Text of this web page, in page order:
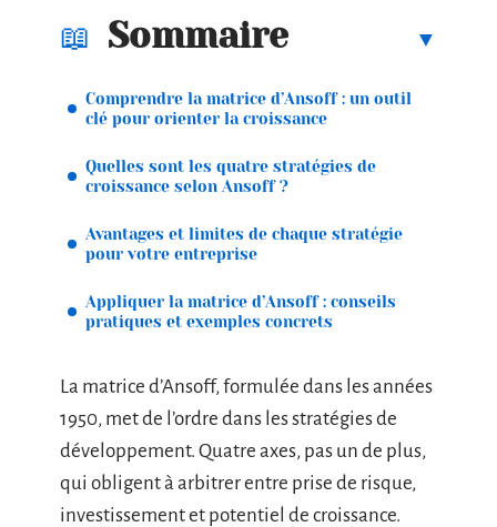
Sommaire
Comprendre la matrice d’Ansoff : un outil
clé pour orienter la croissance
Quelles sont les quatre stratégies de
croissance selon Ansoff ?
Avantages et limites de chaque stratégie
pour votre entreprise
Appliquer la matrice d’Ansoff : conseils
pratiques et exemples concrets
La matrice d’Ansoff, formulée dans les années
1950, met de l’ordre dans les stratégies de
développement. Quatre axes, pas un de plus,
qui obligent à arbitrer entre prise de risque,
investissement et potentiel de croissance.